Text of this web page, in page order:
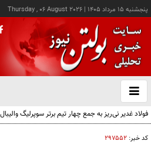
پنجشنبه ۱۵ مرداد ۱۴۰۵ |
Thursday , 06 August 2026
باز
و
فولاد غدیر نی‌ریز به جمع چهار تیم برتر سوپرلیگ
کد خبر: ۲۹۷۵۵۲